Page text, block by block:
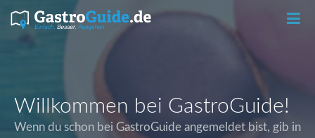
g
Willkommen bei GastroGuide!
Wenn du schon bei GastroGuide angemeldet bist, gib in